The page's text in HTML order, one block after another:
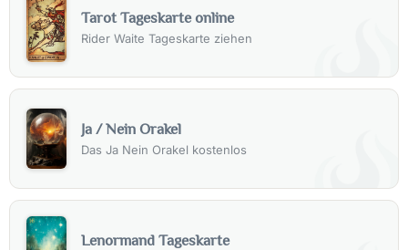
Tarot Tageskarte online
Rider Waite Tageskarte ziehen
Ja / Nein Orakel
Das Ja Nein Orakel kostenlos
Lenormand Tageskarte